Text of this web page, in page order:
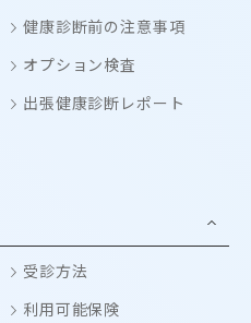
健康診断前の注意事項
オプション検査
出張健康診断レポート
受診方法
利用可能保険